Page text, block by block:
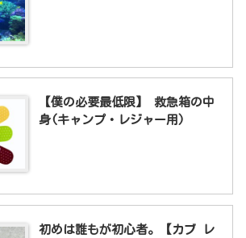
【僕の必要最低限】 救急箱の中
身(キャンプ・レジャー用)
初めは誰もが初心者。【カブ レ